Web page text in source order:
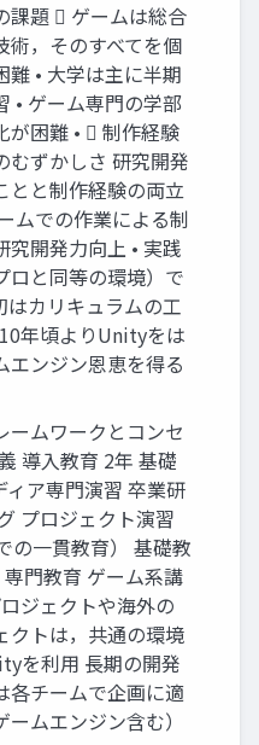
課題  ゲームは総合
術，そのすべてを個
難 • 大学は主に半期
• ゲーム専門の学部
が困難 •  制作経験
むずかしさ 研究開発
とと制作経験の両立
ムでの作業による制
開発力向上 • 実践
ロと同等の環境）で
はカリキュラムの工
年頃よりUnityをは
エンジン恩恵を得る
ームワークとコンセ
導入教育 2年 基礎
ア専門演習 卒業研
プロジェクト演習
の一貫教育） 基礎教
門教育 ゲーム系講
ジェクトや海外の
クトは，共通の環境
を利用 長期の開発
各チームで企画に適
ムエンジン含む）